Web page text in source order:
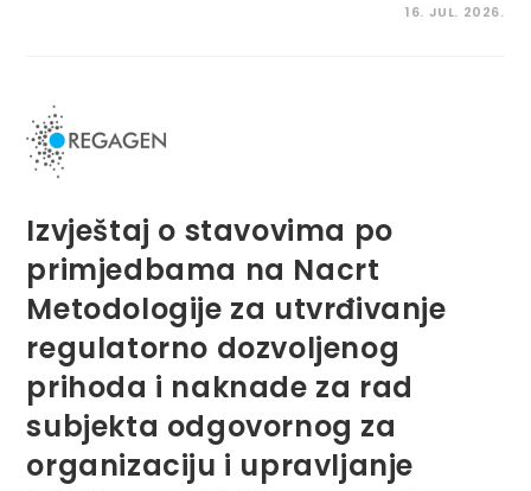
16. JUL. 2026.
Izvještaj o stavovima po
primjedbama na Nacrt
Metodologije za utvrđivanje
regulatorno dozvoljenog
prihoda i naknade za rad
subjekta odgovornog za
organizaciju i upravljanje